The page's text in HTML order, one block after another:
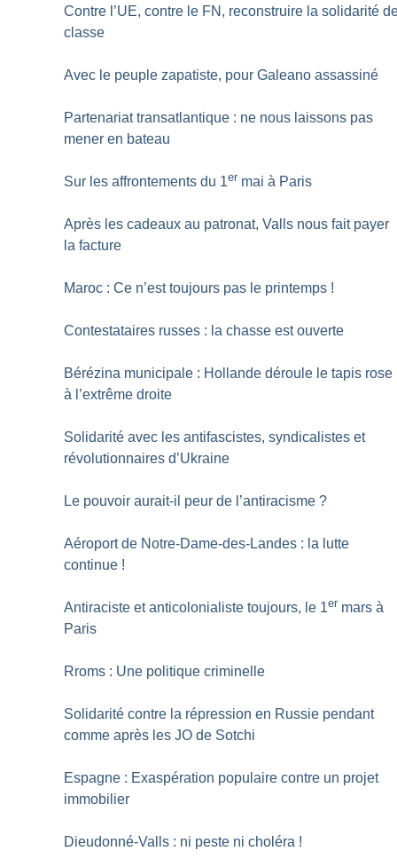
Contre l’UE, contre le FN, reconstruire la solidarité
classe
Avec le peuple zapatiste, pour Galeano assassiné
Partenariat transatlantique : ne nous laissons pas
mener en bateau
Sur les affrontements du 1er mai à Paris
Après les cadeaux au patronat, Valls nous fait payer
la facture
Maroc : Ce n’est toujours pas le printemps !
Contestataires russes : la chasse est ouverte
Bérézina municipale : Hollande déroule le tapis rose
à l’extrême droite
Solidarité avec les antifascistes, syndicalistes et
révolutionnaires d’Ukraine
Le pouvoir aurait-il peur de l’antiracisme ?
Aéroport de Notre-Dame-des-Landes : la lutte
continue !
Antiraciste et anticolonialiste toujours, le 1er mars à
Paris
Rroms : Une politique criminelle
Solidarité contre la répression en Russie pendant
comme après les JO de Sotchi
Espagne : Exaspération populaire contre un projet
immobilier
Dieudonné-Valls : ni peste ni choléra !